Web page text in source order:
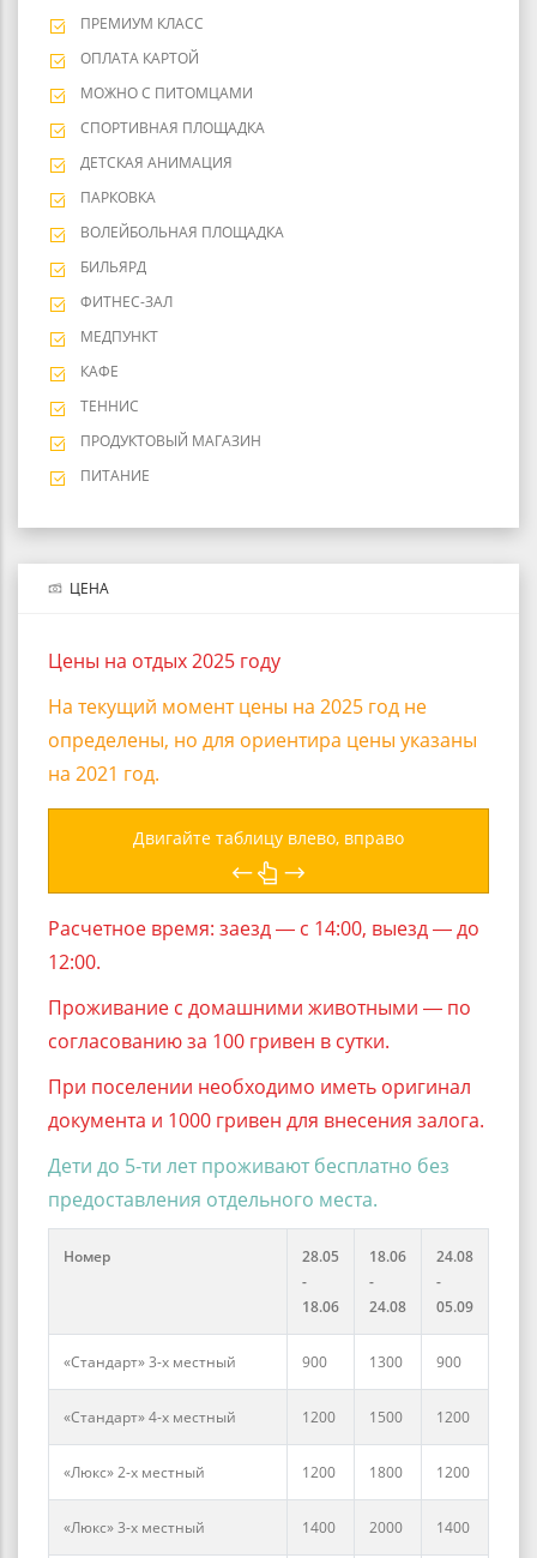
ПРЕМИУМ КЛАСС
ОПЛАТА КАРТОЙ
МОЖНО С ПИТОМЦАМИ
СПОРТИВНАЯ ПЛОЩАДКА
ДЕТСКАЯ АНИМАЦИЯ
ПАРКОВКА
ВОЛЕЙБОЛЬНАЯ ПЛОЩАДКА
БИЛЬЯРД
ФИТНЕС-ЗАЛ
МЕДПУНКТ
КАФЕ
ТЕННИС
ПРОДУКТОВЫЙ МАГАЗИН
ПИТАНИЕ
ЦЕНА
Цены на отдых 2025 году
На текущий момент цены на 2025 год не
определены, но для ориентира цены указаны
на 2021 год.
Двигайте таблицу влево, вправо
Расчетное время: заезд ― с 14:00, выезд ― до
12:00.
Проживание с домашними животными ― по
согласованию за 100 гривен в сутки.
При поселении необходимо иметь оригинал
документа и 1000 гривен для внесения залога.
Дети до 5-ти лет проживают бесплатно без
предоставления отдельного места.
Номер
28.05
-
18.06
18.06
-
24.08
24.08
-
05.09
«Стандарт» 3-х местный 900 1300 900
«Стандарт» 4-х местный 1200 1500 1200
«Люкс» 2-х местный 1200 1800 1200
«Люкс» 3-х местный 1400 2000 1400